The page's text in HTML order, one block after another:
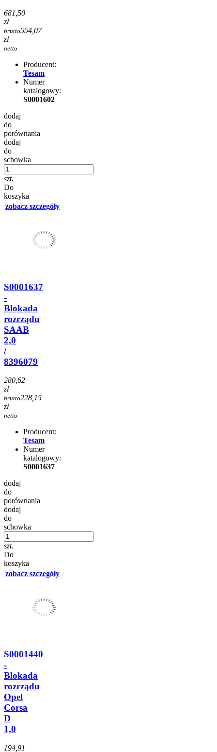
681,50
zł
brutto554,07
zł
netto
Producent:
Tesam
Numer
katalogowy:
S0001602
dodaj
do
porównania
dodaj
do
schowka
szt.
Do
koszyka
zobacz szczegóły
S0001637
-
Blokada
rozrządu
SAAB
2,0
/
8396079
280,62
zł
brutto228,15
zł
netto
Producent:
Tesam
Numer
katalogowy:
S0001637
dodaj
do
porównania
dodaj
do
schowka
szt.
Do
koszyka
zobacz szczegóły
S0001440
-
Blokada
rozrządu
Opel
Corsa
D
1,0
194,91